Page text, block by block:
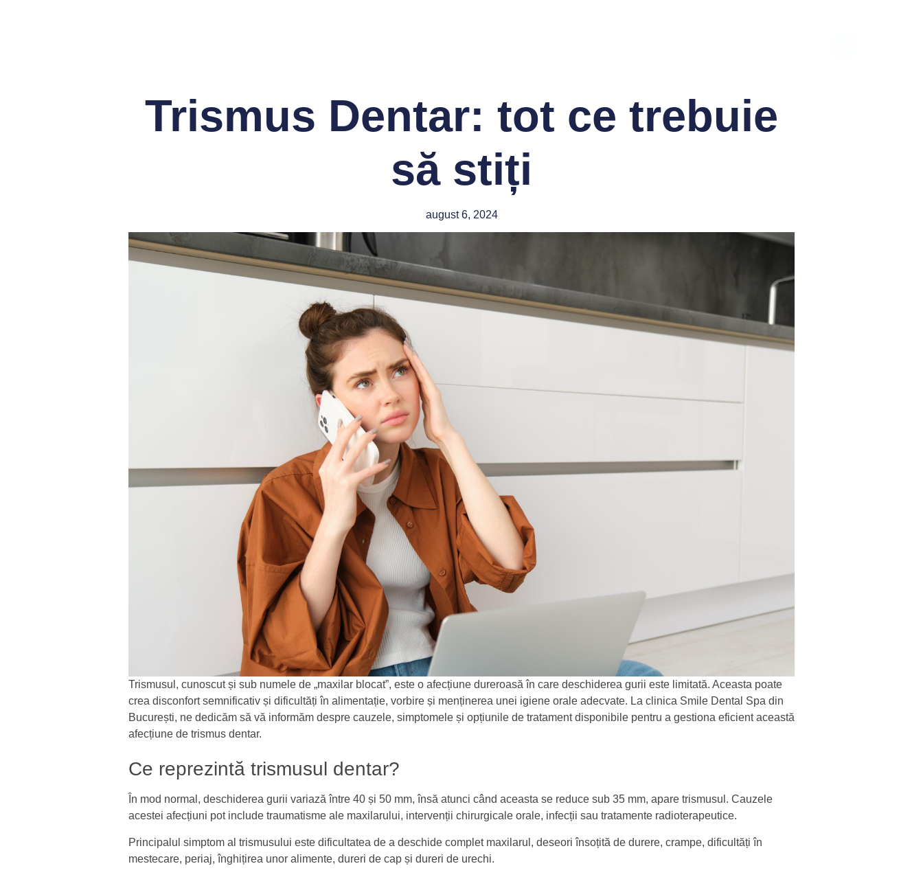
Trismus Dentar: tot ce trebuie
să stiți
august 6, 2024
Trismusul, cunoscut și sub numele de „maxilar blocat”, este o afecțiune dureroasă în care deschiderea gurii este limitată. Aceasta poate
crea disconfort semnificativ și dificultăți în alimentație, vorbire și menținerea unei igiene orale adecvate. La clinica Smile Dental Spa din
București, ne dedicăm să vă informăm despre cauzele, simptomele și opțiunile de tratament disponibile pentru a gestiona eficient această
afecțiune de trismus dentar.
Ce reprezintă trismusul dentar?
În mod normal, deschiderea gurii variază între 40 și 50 mm, însă atunci când aceasta se reduce sub 35 mm, apare trismusul. Cauzele
acestei afecțiuni pot include traumatisme ale maxilarului, intervenții chirurgicale orale, infecții sau tratamente radioterapeutice.
Principalul simptom al trismusului este dificultatea de a deschide complet maxilarul, deseori însoțită de durere, crampe, dificultăți în
mestecare, periaj, înghițirea unor alimente, dureri de cap și dureri de urechi.